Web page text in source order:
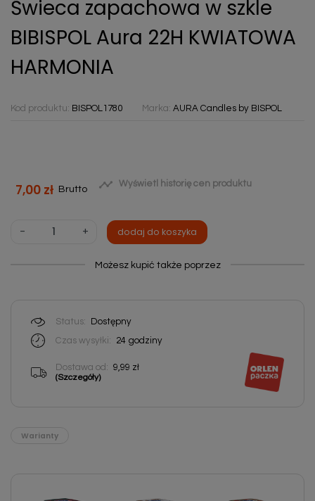
Świeca zapachowa w szkle
BIBISPOL Aura 22H KWIATOWA
HARMONIA
Kod produktu: BISPOL1780 Marka: AURA Candles by BISPOL
7,00 zł Brutto  Wyświetl historię cen produktu
- + dodaj do koszyka
Możesz kupić także poprzez
Status:
Dostępny
Czas wysyłki:
24 godziny
Dostawa od: 9,99 zł
(Szczegóły)
Warianty